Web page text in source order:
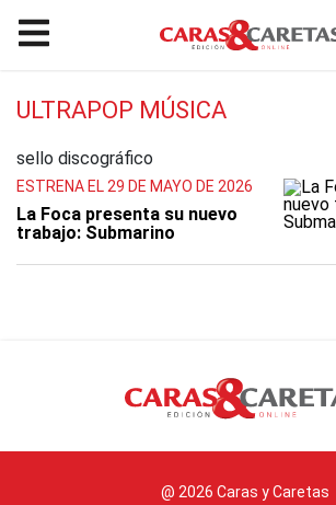
ULTRAPOP MÚSICA
sello discográfico
ESTRENA EL 29 DE MAYO DE 2026
La Foca presenta su nuevo
trabajo: Submarino
@ 2026 Caras y Caretas